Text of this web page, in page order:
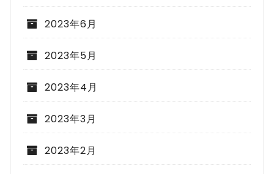
2023年6月
2023年5月
2023年4月
2023年3月
2023年2月